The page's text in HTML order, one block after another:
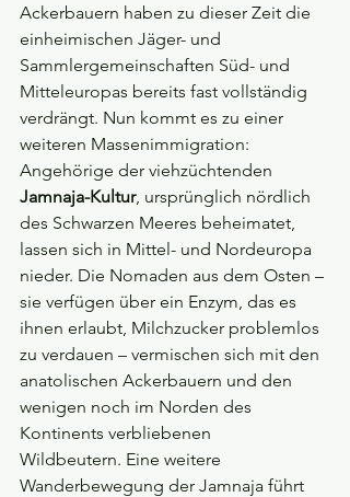
Ackerbauern haben zu dieser Zeit die
einheimischen Jäger- und
Sammlergemeinschaften Süd- und
Mitteleuropas bereits fast vollständig
verdrängt. Nun kommt es zu einer
weiteren Massenimmigration:
Angehörige der viehzüchtenden
Jamnaja-Kultur, ursprünglich nördlich
des Schwarzen Meeres beheimatet,
lassen sich in Mittel- und Nordeuropa
nieder. Die Nomaden aus dem Osten –
sie verfügen über ein Enzym, das es
ihnen erlaubt, Milchzucker problemlos
zu verdauen – vermischen sich mit den
anatolischen Ackerbauern und den
wenigen noch im Norden des
Kontinents verbliebenen
Wildbeutern. Eine weitere
Wanderbewegung der Jamnaja führt